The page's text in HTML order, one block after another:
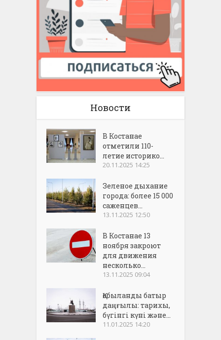
Новости
В Костанае
отметили 110-
летие историко...
20.11.2025 14:25
Зеленое дыхание
города: более 15 000
саженцев...
13.11.2025 12:50
В Костанае 13
ноября закроют
для движения
несколько...
13.11.2025 09:04
Қобыланды батыр
даңғылы: тарихы,
бүгінгі күні және...
11.01.2025 14:20